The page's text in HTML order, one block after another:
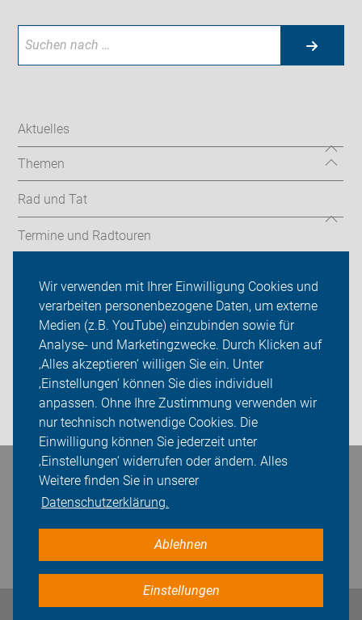
Wir verwenden mit Ihrer Einwilligung Cookies und
verarbeiten personenbezogene Daten, um externe
Medien (z.B. YouTube) einzubinden sowie für
Analyse- und Marketingzwecke. Durch Klicken auf
‚Alles akzeptieren‘ willigen Sie ein. Unter
‚Einstellungen‘ können Sie dies individuell
anpassen. Ohne Ihre Zustimmung verwenden wir
nur technisch notwendige Cookies. Die
Einwilligung können Sie jederzeit unter
‚Einstellungen‘ widerrufen oder ändern. Alles
Weitere finden Sie in unserer
Datenschutzerklärung.
Ablehnen
Einstellungen
Aktuelles
Themen
Rad und Tat
Termine und Radtouren
ADFC Stuttgart
Sei dabei
Presse
Login
Bleiben Sie in Kontakt